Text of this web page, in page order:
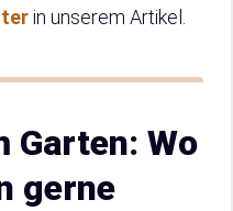
in unserem Artikel.
Garten: Wo
gerne